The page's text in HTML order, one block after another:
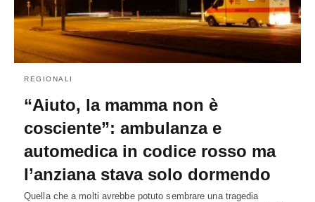
REGIONALI
“Aiuto, la mamma non è
cosciente”: ambulanza e
automedica in codice rosso ma
l’anziana stava solo dormendo
Quella che a molti avrebbe potuto sembrare una tragedia